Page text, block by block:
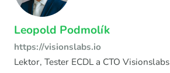
Leopold Podmolík
https://visionslabs.io
Lektor, Tester ECDL a CTO Visionslabs